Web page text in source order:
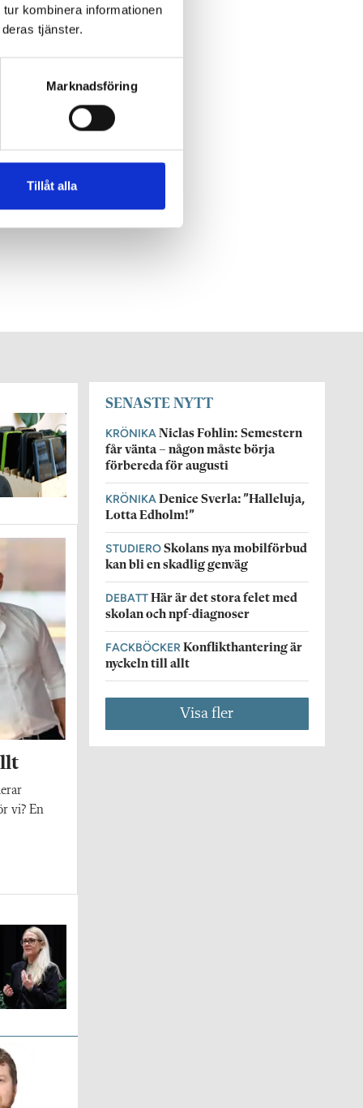
kombinera informationen
tjänster.
Marknadsföring
Tillåt alla
vi? En
SENASTE NYTT
KRÖNIKA Niclas Fohlin: Semestern
får vänta – någon måste börja
förbereda för augusti
KRÖNIKA Denice Sverla: ”Halleluja,
Lotta Edholm!”
STUDIERO Skolans nya mobilförbud
kan bli en skadlig genväg
DEBATT Här är det stora felet med
skolan och npf-diagnoser
FACKBÖCKER Konflikthantering är
nyckeln till allt
Visa fler